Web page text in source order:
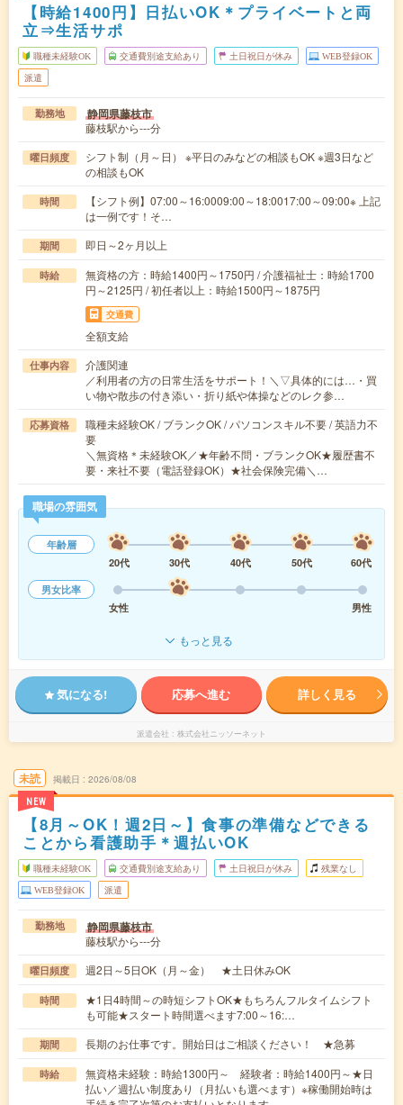
【時給1400円】日払いOK＊プライベートと両
立⇒生活サポ
職種未経験OK 交通費別途支給あり 土日祝日が休み WEB登録OK
派遣
勤務地 静岡県藤枝市
藤枝駅から---分
曜日頻度
シフト制（月～日） ※平日のみなどの相談もOK ※週3日など
の相談もOK
時間
【シフト例】07:00～16:0009:00～18:0017:00～09:00※ 上記
は一例です！そ…
期間 即日～2ヶ月以上
時給
無資格の方：時給1400円～1750円 / 介護福祉士：時給1700
円～2125円 / 初任者以上：時給1500円～1875円
交通費
全額支給
仕事内容
介護関連
／利用者の方の日常生活をサポート！＼▽具体的には…・買
い物や散歩の付き添い・折り紙や体操などのレク参…
応募資格
職種未経験OK / ブランクOK / パソコンスキル不要 / 英語力不
要
＼無資格＊未経験OK／★年齢不問・ブランクOK★履歴書不
要・来社不要（電話登録OK）★社会保険完備＼…
職場の雰囲気
年齢層
20代
30代 40代 50代
60代
男女比率
女性
男性
もっと見る
気になる! 応募へ進む 詳しく見る
派遣会社 株式会社ニッソーネット
未読
NEW
掲載日 2026/08/08
【8月～OK！週2日～】食事の準備などできる
ことから看護助手＊週払いOK
職種未経験OK 交通費別途支給あり 土日祝日が休み 残業なし
WEB登録OK 派遣
勤務地 静岡県藤枝市
藤枝駅から---分
曜日頻度 週2日～5日OK（月～金） ★土日休みOK
時間
★1日4時間～の時短シフトOK★もちろんフルタイムシフト
も可能★スタート時間選べます7:00～16:…
期間 長期のお仕事です。開始日はご相談ください！ ★急募
時給
無資格未経験：時給1300円～ 経験者：時給1400円～★日
払い／週払い制度あり（月払いも選べます）※稼働開始時は